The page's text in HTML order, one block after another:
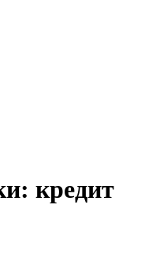
кредит